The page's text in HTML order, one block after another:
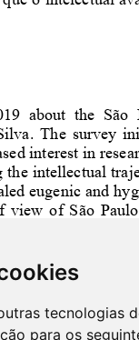
tecnologias
para os